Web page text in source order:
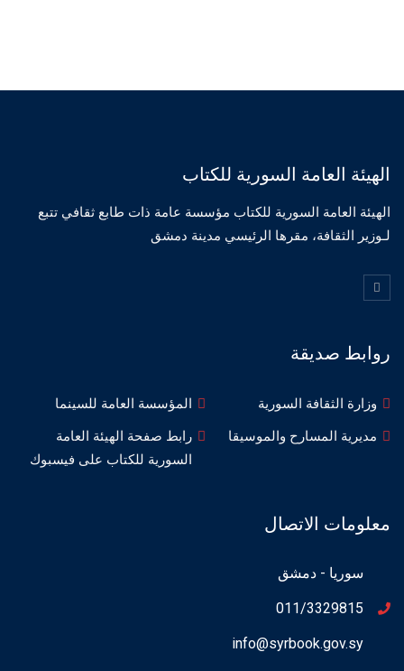
الهيئة العامة السورية للكتاب
الهيئة العامة السورية للكتاب مؤسسة عامة ذات طابع ثقافي تتبع
لـوزير الثقافة، مقرها الرئيسي مدينة دمشق
روابط صديقة
وزارة الثقافة السورية
المؤسسة العامة للسينما
مديرية المسارح والموسيقا
رابط صفحة الهيئة العامة
السورية للكتاب على فيسبوك
معلومات الاتصال
سوريا - دمشق
011/3329815
info@syrbook.gov.sy